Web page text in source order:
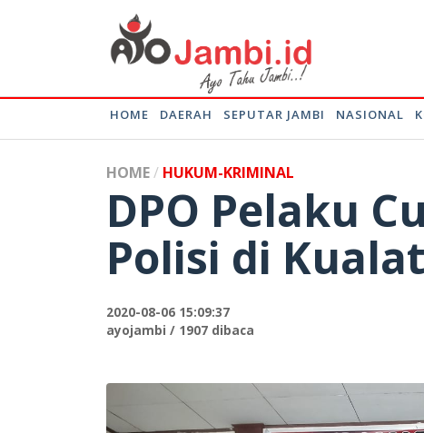
HOME DAERAH SEPUTAR JAMBI NASIONAL
HOME HUKUM-KRIMINAL
DPO Pelaku
Polisi di
2020-08-06 15:09:37
ayojambi / 1907 dibaca